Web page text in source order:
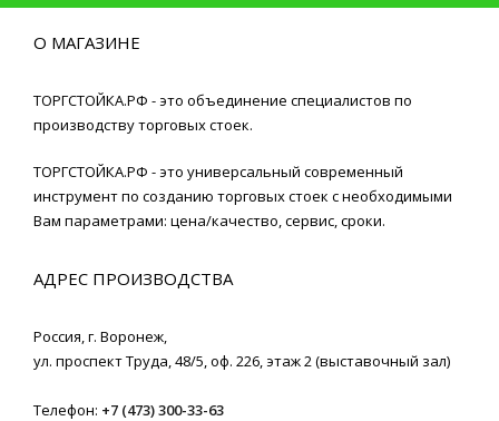
О МАГАЗИНЕ
ТОРГСТОЙКА.РФ - это объединение специалистов по
производству торговых стоек.
ТОРГСТОЙКА.РФ - это универсальный современный
инструмент по созданию торговых стоек с необходимыми
Вам параметрами: цена/качество, сервис, сроки.
АДРЕС ПРОИЗВОДСТВА
Россия, г. Воронеж
ул. проспект Труда, 48/5, оф. 226, этаж 2 (выставочный зал)
Телефон: +7 (473) 300-33-63